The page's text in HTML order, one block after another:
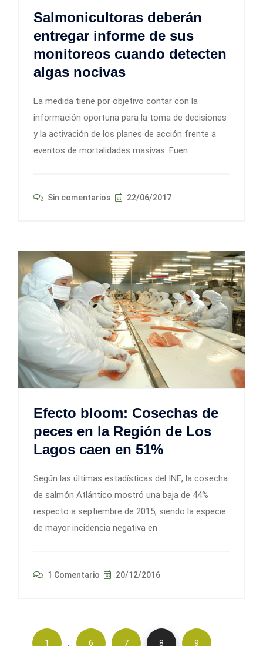
Salmonicultoras deberán
entregar informe de sus
monitoreos cuando detecten
algas nocivas
La medida tiene por objetivo contar con la
información oportuna para la toma de decisiones
y la activación de los planes de acción frente a
eventos de mortalidades masivas. Fuen
Sin comentarios 22/06/2017
Efecto bloom: Cosechas de
peces en la Región de Los
Lagos caen en 51%
Según las últimas estadísticas del INE, la cosecha
de salmón Atlántico mostró una baja de 44%
respecto a septiembre de 2015, siendo la especie
de mayor incidencia negativa en
1 Comentario 20/12/2016
1 … 6 7 8 9